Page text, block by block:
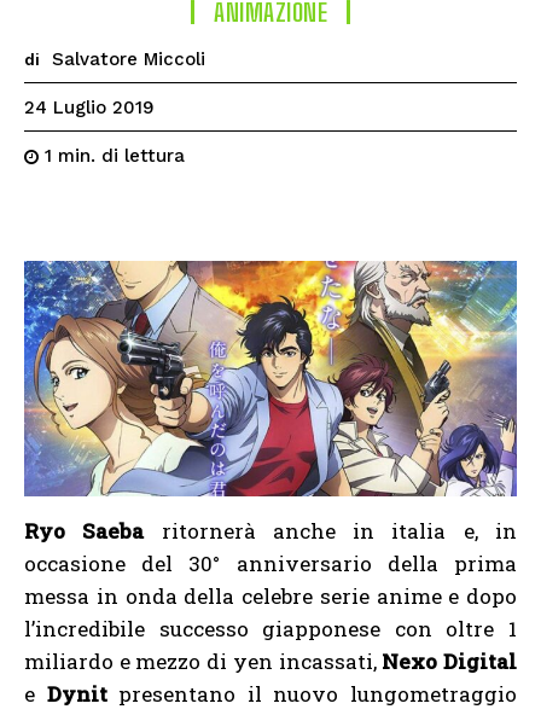
ANIMAZIONE
di Salvatore Miccoli
24 Luglio 2019
1 min. di lettura
Ryo Saebaritornerà anche in italia e, in
occasione del 30° anniversario della prima
messa in onda della celebre serie anime e dopo
l’incredibile successo giapponese con oltre 1
miliardo e mezzo di yen incassati, Nexo Digital
e Dynitpresentano il nuovo lungometraggio